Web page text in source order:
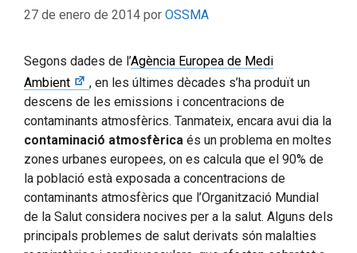
27 de enero de 2014 por OSSMA
Segons dades de l’Agència Europea de Medi
Ambient
, en les últimes dècades s’ha produït un
descens de les emissions i concentracions de
contaminants atmosfèrics. Tanmateix, encara avui dia la
contaminació atmosfèrica és un problema en moltes
zones urbanes europees, on es calcula que el 90% de
la població està exposada a concentracions de
contaminants atmosfèrics que l’Organització Mundial
de la Salut considera nocives per a la salut. Alguns dels
principals problemes de salut derivats són malalties